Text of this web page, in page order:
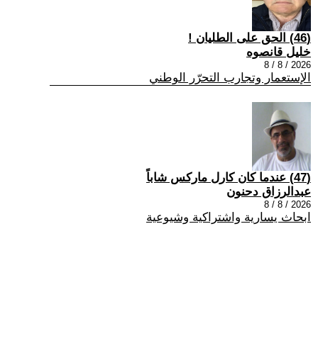
(46) الحق على الطليان !
خليل قانصوه
2026 / 8 / 8
الإستعمار وتجارب التحرّر الوطني
(47) عندما كان كارل ماركس شاباً
عبدالرزاق دحنون
2026 / 8 / 8
ابحاث يسارية واشتراكية وشيوعية